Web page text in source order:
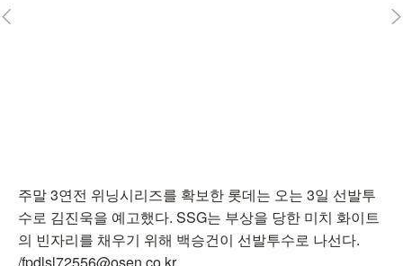
주말 3연전 위닝시리즈를 확보한 롯데는 오는 3일 선발투
수로 김진욱을 예고했다. SSG는 부상을 당한 미치 화이트
의 빈자리를 채우기 위해 백승건이 선발투수로 나선다.